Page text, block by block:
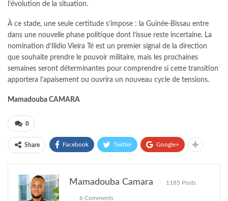
l’évolution de la situation.
À ce stade, une seule certitude s’impose : la Guinée-Bissau entre
dans une nouvelle phase politique dont l’issue reste incertaine. La
nomination d’Ilidio Vieira Té est un premier signal de la direction
que souhaite prendre le pouvoir militaire, mais les prochaines
semaines seront déterminantes pour comprendre si cette transition
apportera l’apaisement ou ouvrira un nouveau cycle de tensions.
Mamadouba CAMARA
0
Share Facebook Twitter Google+
Mamadouba Camara 1185 Posts
6 Comments